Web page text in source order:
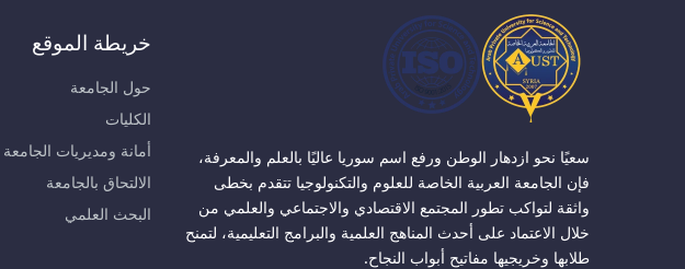
سعيًا نحو ازدهار الوطن ورفع اسم سوريا عاليًا بالعلم والمعرفة،
فإن الجامعة العربية الخاصة للعلوم والتكنولوجيا تتقدم بخطى
واثقة لتواكب تطور المجتمع الاقتصادي والاجتماعي والعلمي من
خلال الاعتماد على أحدث المناهج العلمية والبرامج التعليمية، لتمنح
طلابها وخريجيها مفاتيح أبواب النجاح.
خريطة الموقع
حول الجامعة
الكليات
أمانة ومديريات الجامعة
الالتحاق بالجامعة
البحث العلمي